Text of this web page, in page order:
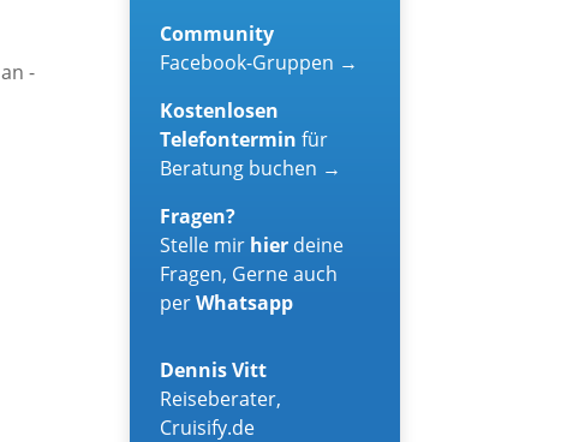
-
Community
Facebook-Gruppen →
Kostenlosen
Telefonterminfür
Beratung buchen →
Fragen?
Stelle mir hier deine
Fragen, Gerne auch
perWhatsapp
Dennis Vitt
Reiseberater,
Cruisify.de